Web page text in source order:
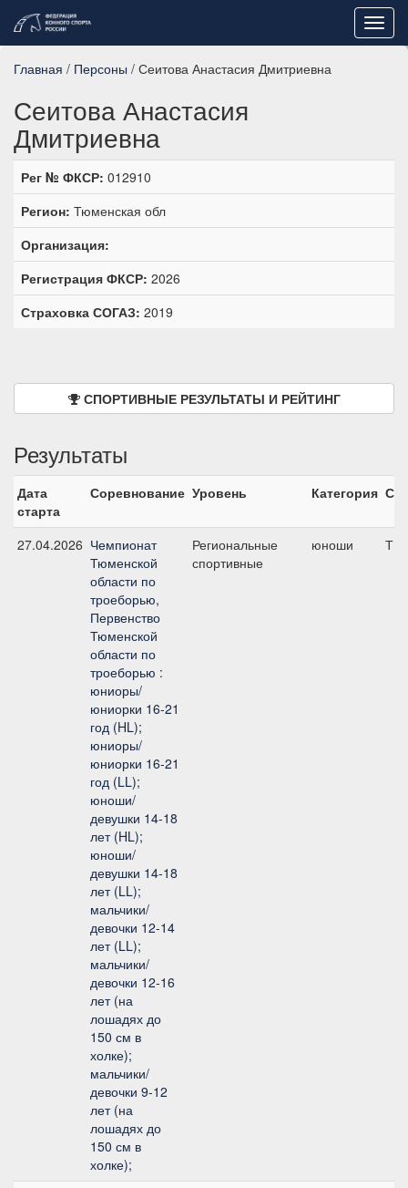
Главная / Персоны / Сеитова Анастасия Дмитриевна
Сеитова Анастасия
Дмитриевна
Рег № ФКСР: 012910
Регион: Тюменская обл
Организация:
Регистрация ФКСР: 2026
Страховка СОГАЗ: 2019
СПОРТИВНЫЕ РЕЗУЛЬТАТЫ И РЕЙТИНГ
Результаты
Дата
старта
Соревнование Уровень Категория
27.04.2026 Чемпионат
Тюменской
области по
троеборью,
Первенство
Тюменской
области по
троеборью :
юниоры/
юниорки 16-21
год (HL);
юниоры/
юниорки 16-21
год (LL);
юноши/
девушки 14-18
лет (HL);
юноши/
девушки 14-18
лет (LL);
мальчики/
девочки 12-14
лет (LL);
мальчики/
девочки 12-16
лет (на
лошадях до
150 см в
холке);
мальчики/
девочки 9-12
лет (на
лошадях до
150 см в
холке);
Региональные
спортивные
юноши